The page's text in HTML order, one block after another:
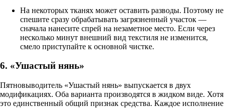
На некоторых тканях может оставить разводы. Поэтому не
спешите сразу обрабатывать загрязненный участок —
сначала нанесите спрей на незаметное место. Если через
несколько минут внешний вид текстиля не изменится,
смело приступайте к основной чистке.
6. «Ушастый нянь»
Пятновыводитель «Ушастый нянь» выпускается в двух
модификациях. Оба варианта производятся в жидком виде. Хотя
это единственный общий признак средства. Каждое исполнение